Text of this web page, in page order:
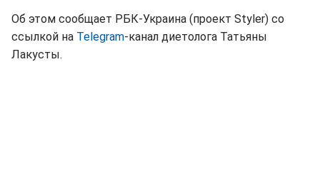
Об этом сообщает РБК-Украина (проект Styler) со
ссылкой на Telegram-канал диетолога Татьяны
Лакусты.